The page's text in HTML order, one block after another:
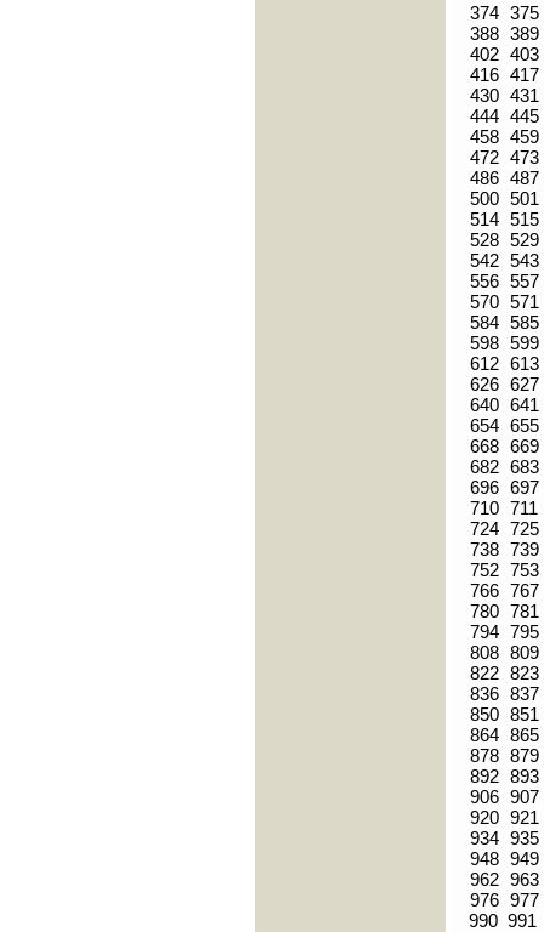
374 375
388 389
402 403
416 417
430 431
444 445
458 459
472 473
486 487
500 501
514 515
528 529
542 543
556 557
570 571
584 585
598 599
612 613
626 627
640 641
654 655
668 669
682 683
696 697
710 711
724 725
738 739
752 753
766 767
780 781
794 795
808 809
822 823
836 837
850 851
864 865
878 879
892 893
906 907
920 921
934 935
948 949
962 963
976 977
990 991